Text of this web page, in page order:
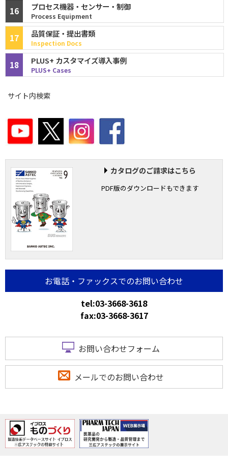
プロセス機器・センサー・制御
Process Equipment
16
品質保証・提出書類
Inspection Docs
17
PLUS+ カスタマイズ導入事例
PLUS+ Cases
18
サイト内検索
カタログのご請求はこちら
PDF版のダウンロードもできます
お電話・ファックスでのお問い合わせ
tel:03-3668-3618
fax:03-3668-3617
お問い合わせフォーム
メールでのお問い合わせ